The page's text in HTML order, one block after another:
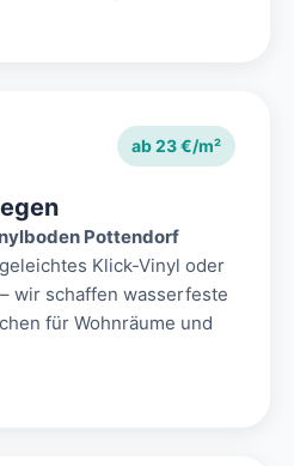
ab 23 €/m²
Pottendorf
Klick-Vinyl oder
wir schaffen wasserfeste
für Wohnräume und